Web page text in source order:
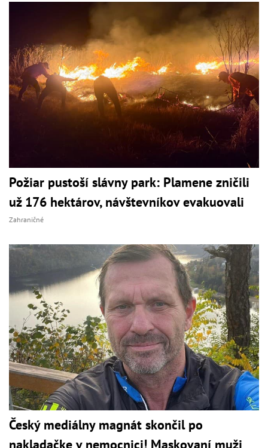
Požiar pustoší slávny park: Plamene zničili
už 176 hektárov, návštevníkov evakuovali
Zahraničné
Český mediálny magnát skončil po
nakladačke v nemocnici! Maskovaní muži